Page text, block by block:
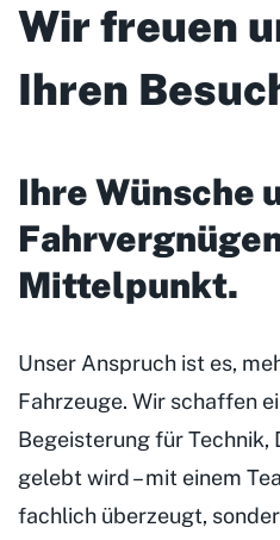
Wir freuen
Ihren
Ihre Wünsche
Mittelpunkt.
Unser Anspruch ist es,
Fahrzeuge. Wir schaffen
Begeisterung für Technik,
gelebt wird – mit einem
fachlich überzeugt,